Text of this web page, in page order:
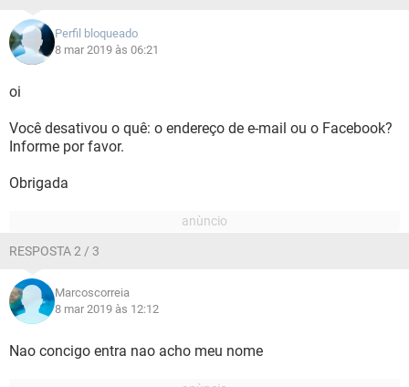
Perfil bloqueado
8 mar 2019 às 06:21
oi
Você desativou o quê: o endereço de e-mail ou o Facebook?
Informe por favor.
Obrigada
RESPOSTA 2 / 3
Marcoscorreia
8 mar 2019 às 12:12
Nao concigo entra nao acho meu nome